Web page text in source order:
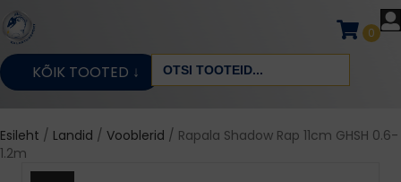
0
KÕIK TOOTED ↓
Search
for:
Esileht / Landid / Vooblerid / Rapala Shadow Rap 11cm GHSH 0.6-
1.2m